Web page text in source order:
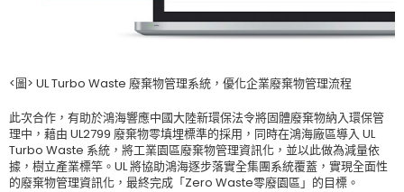
<圖> UL Turbo Waste 廢棄物管理系統，優化企業廢棄物管理流程
此次合作，有助於鴻海響應中國大陸新環保法令將固體廢棄物納入環保管
理中，藉由 UL2799 廢棄物零填埋標準的採用，同時在鴻海廠區導入 UL
Turbo Waste 系統，將工業園區廢棄物管理資訊化，並以此做為減量依
據，樹立產業標竿。UL 將協助鴻海逐步落實全集團系統覆蓋，實現全面性
的廢棄物管理資訊化，最終完成「Zero Waste零廢園區」的目標。